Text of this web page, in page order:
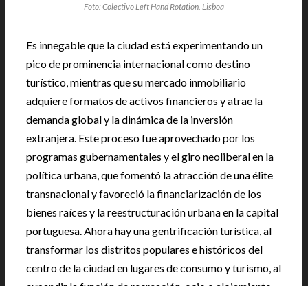
Foto: Colectivo Left Hand Rotation. Lisboa
Es innegable que la ciudad está experimentando un
pico de prominencia internacional como destino
turístico, mientras que su mercado inmobiliario
adquiere formatos de activos financieros y atrae la
demanda global y la dinámica de la inversión
extranjera. Este proceso fue aprovechado por los
programas gubernamentales y el giro neoliberal en la
política urbana, que fomentó la atracción de una élite
transnacional y favoreció la financiarización de los
bienes raíces y la reestructuración urbana en la capital
portuguesa. Ahora hay una gentrificación turística, al
transformar los distritos populares e históricos del
centro de la ciudad en lugares de consumo y turismo, al